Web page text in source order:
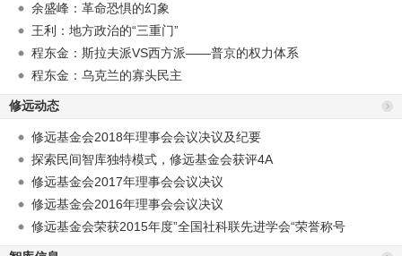
余盛峰：革命恐惧的幻象
王利：地方政治的“三重门”
程东金：斯拉夫派VS西方派——普京的权力体系
程东金：乌克兰的寡头民主
修远动态
修远基金会2018年理事会会议决议及纪要
探索民间智库独特模式，修远基金会获评4A
修远基金会2017年理事会会议决议
修远基金会2016年理事会会议决议
修远基金会荣获2015年度”全国社科联先进学会“荣誉称号